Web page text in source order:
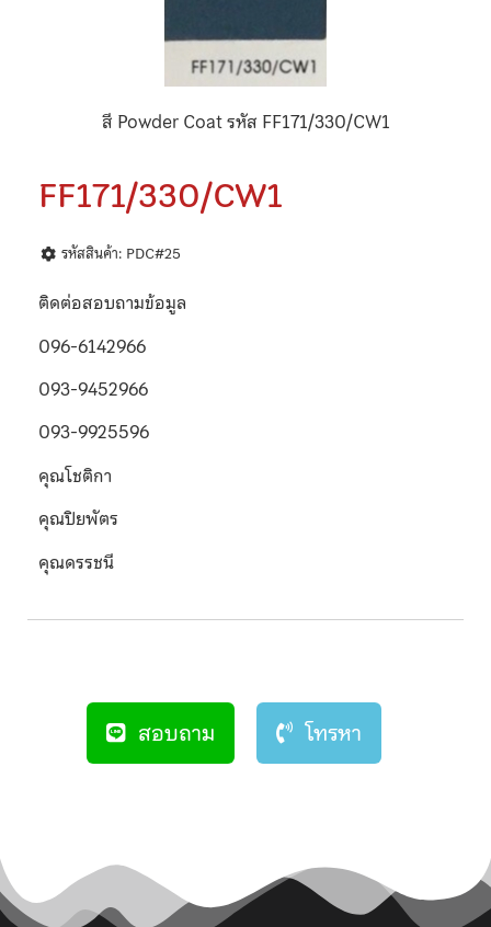
สี Powder Coat รหัส FF171/330/CW1
FF171/330/CW1
รหัสสินค้า: PDC#25
ติดต่อสอบถามข้อมูล
096-6142966
093-9452966
093-9925596
คุณโชติกา
คุณปิยพัตร
คุณดรรชนี
สอบถาม โทรหา